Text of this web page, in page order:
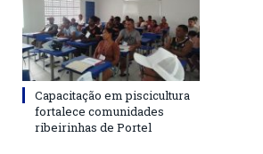
Capacitação em piscicultura
fortalece comunidades
ribeirinhas de Portel